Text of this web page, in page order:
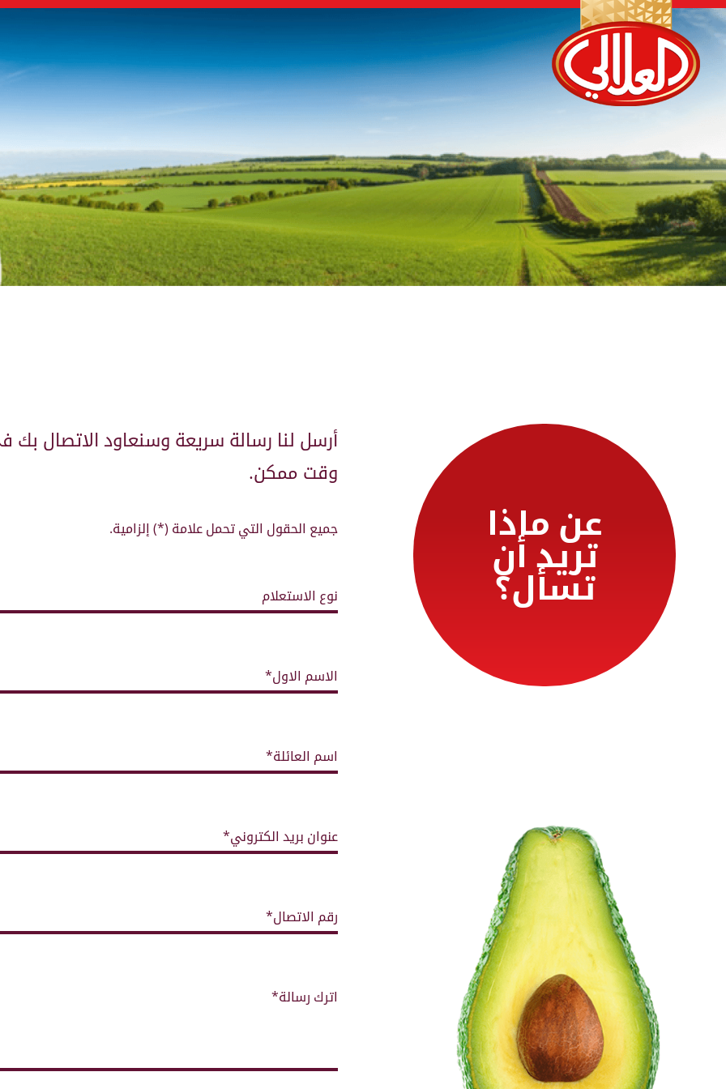
عن ماذا
تريد أن
تسأل؟
أرسل لنا رسالة سريعة وسنعاود الاتصال بك
وقت ممكن.
جميع الحقول التي تحمل علامة (*) إلزامية.
نوع الاستعلام
الاسم الاول*
اسم العائلة*
عنوان بريد الكتروني*
رقم الاتصال*
اترك رسالة*